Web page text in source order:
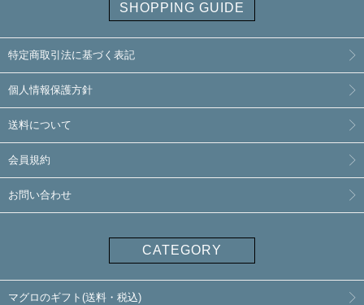
SHOPPING GUIDE
特定商取引法に基づく表記
個人情報保護方針
送料について
会員規約
お問い合わせ
CATEGORY
マグロのギフト(送料・税込)